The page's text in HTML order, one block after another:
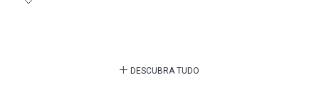
DESCUBRA TUDO